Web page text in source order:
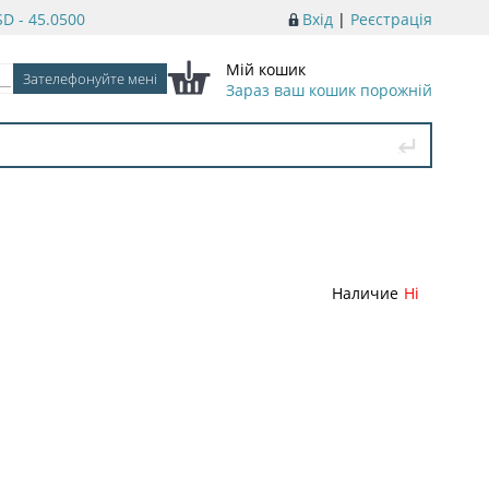
Вхід | Реєстрація
- 45.0500
Мій кошик
Зараз ваш кошик порожній
Наличие Ні